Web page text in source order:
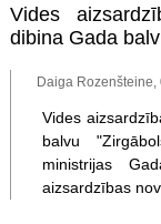
Vides
dibina Gada
Daiga Rozenšteine,
Vides
balvu
ministrijas
aizsardzības